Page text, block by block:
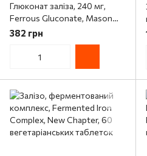
Глюконат заліза, 240 мг,
Ferrous Gluconate, Mason
Natural, 100 таблеток
382 грн